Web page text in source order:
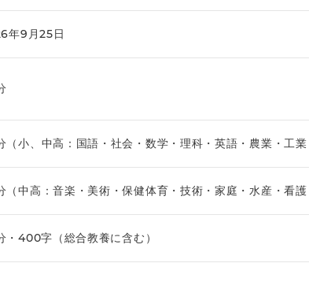
年9月25日
（小、中高：国語・社会・数学・理科・英語・農業・工
（中高：音楽・美術・保健体育・技術・家庭・水産・看
・400字（総合教養に含む）